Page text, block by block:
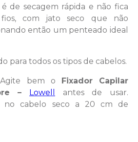
é de secagem rápida e não fica
com jato seco que não
então um penteado ideal
para todos os tipos de cabelos.
bem o Fixador Capilar
–
Lowell
antes de usar.
no cabelo seco a 20 cm de